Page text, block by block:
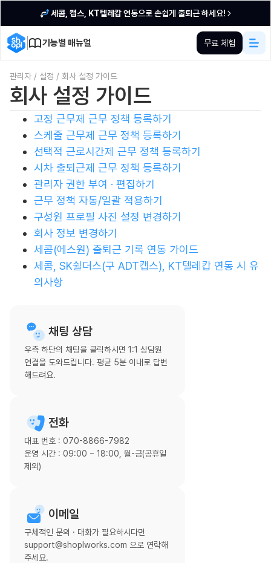
세콤, 캡스, KT텔레캅연동으로 손쉽게 출퇴근 하세요!
기능별 매뉴얼 무료 체험
관리자 / 설정 / 회사 설정 가이드
회사 설정 가이드
고정 근무제 근무 정책 등록하기
스케줄 근무제 근무 정책 등록하기
선택적 근로시간제 근무 정책 등록하기
시차 출퇴근제 근무 정책 등록하기
관리자 권한 부여 · 편집하기
근무 정책 자동/일괄 적용하기
구성원 프로필 사진 설정 변경하기
회사 정보 변경하기
세콤(에스원) 출퇴근 기록 연동 가이드
세콤, SK쉴더스(구 ADT캡스), KT텔레캅 연동 시 유
의사항
채팅 상담
우측 하단의 채팅을 클릭하시면 1:1 상담원
연결을 도와드립니다. 평균 5분 이내로 답변
해드려요.
전화
대표 번호 : 070-8866-7982
운영 시간 : 09:00 ~ 18:00, 월-금(공휴일
제외)
이메일
구체적인 문의 · 대화가 필요하시다면
support@shoplworks.com 으로 연락해
주세요.